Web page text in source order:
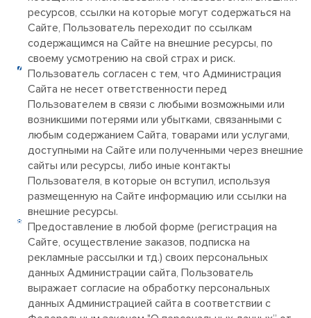
ресурсов, ссылки на которые могут содержаться на
Сайте, Пользователь переходит по ссылкам
содержащимся на Сайте на внешние ресурсы, по
своему усмотрению на свой страх и риск.
Пользователь согласен с тем, что Администрация
Сайта не несет ответственности перед
Пользователем в связи с любыми возможными или
возникшими потерями или убытками, связанными с
любым содержанием Сайта, товарами или услугами,
доступными на Сайте или полученными через внешние
сайты или ресурсы, либо иные контакты
Пользователя, в которые он вступил, используя
размещенную на Сайте информацию или ссылки на
внешние ресурсы.
Предоставление в любой форме (регистрация на
Сайте, осуществление заказов, подписка на
рекламные рассылки и тд.) своих персональных
данных Администрации сайта, Пользователь
выражает согласие на обработку персональных
данных Администрацией сайта в соответствии с